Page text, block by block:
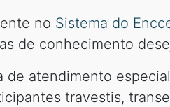
no Sistema do
de conhecimento
de atendimento
travestis,